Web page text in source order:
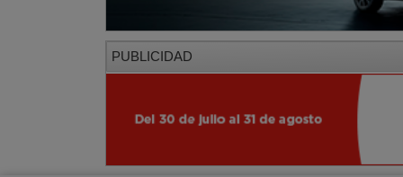
PUBLICIDAD